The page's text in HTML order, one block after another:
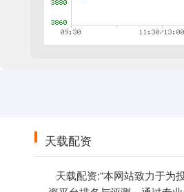
天载配资
天载配资:“本网站致力于为